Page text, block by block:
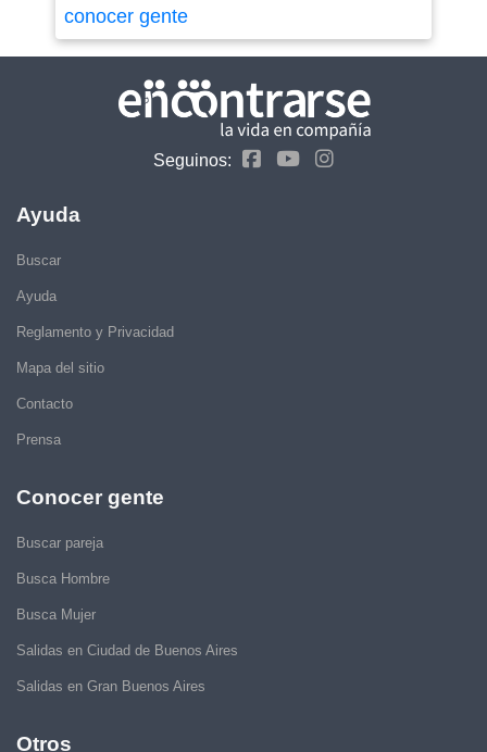
conocer gente
Seguinos:
Ayuda
Buscar
Ayuda
Reglamento y Privacidad
Mapa del sitio
Contacto
Prensa
Conocer gente
Buscar pareja
Busca Hombre
Busca Mujer
Salidas en Ciudad de Buenos Aires
Salidas en Gran Buenos Aires
Otros